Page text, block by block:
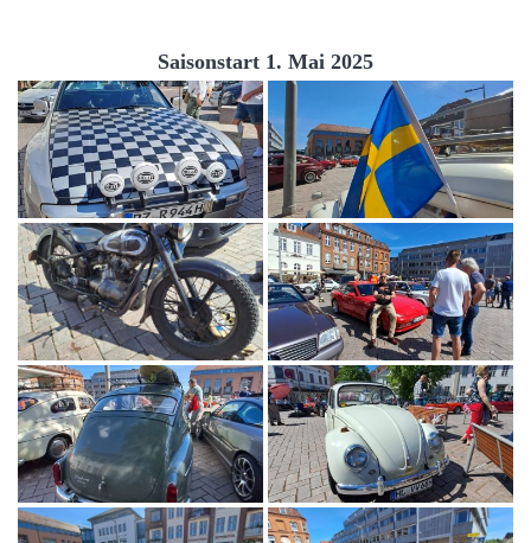
Saisonstart 1. Mai 2025